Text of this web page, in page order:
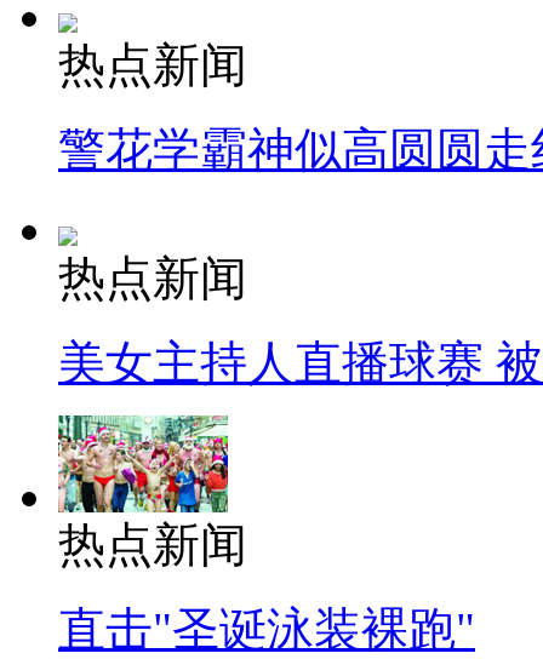
热点新闻
警花学霸神似高圆圆走
热点新闻
美女主持人直播球赛
热点新闻
直击"圣诞泳装裸跑"